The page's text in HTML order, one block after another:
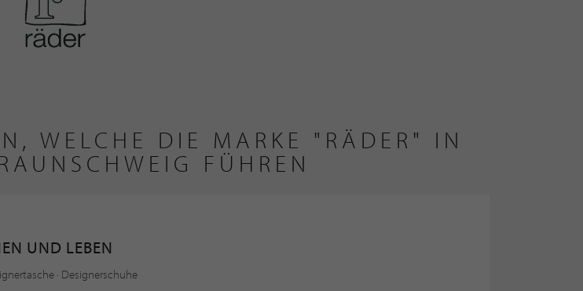
WELCHE DIE MARKE "RÄDER" IN
FÜHREN
UND LEBEN
· Designerschuhe